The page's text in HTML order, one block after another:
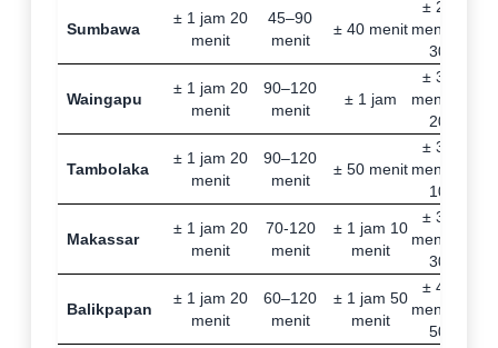
Sumbawa
± 1 jam 20
menit
45–90
menit
± 40 menit
± 2 jam 45
menit – 3
30 menit
Waingapu
± 1 jam 20
menit
90–120
menit
± 1 jam
± 3 jam 50
menit – 4
20 menit
Tambolaka
± 1 jam 20
menit
90–120
menit
± 50 menit
± 3 jam 40
menit – 4
10 menit
Makassar
± 1 jam 20
menit
70-120
menit
± 1 jam 10
menit
± 3 jam 50
menit – 4
30 menit
Balikpapan
± 1 jam 20
menit
60–120
menit
± 1 jam 50
menit
± 4 jam 10
menit – 4
50 menit